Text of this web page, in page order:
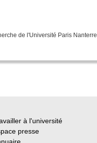
de l'Université Paris Nanterre.
à l'université
presse